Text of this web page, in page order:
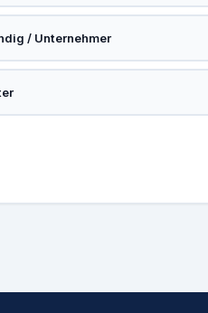
/ Unternehmer